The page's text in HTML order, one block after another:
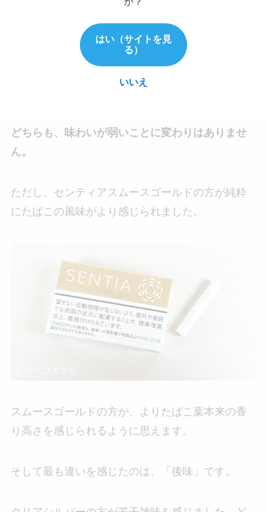
少しだけ違う！！
どちらも、味わいが弱いことに変わりはありませ
ん。
ただし、センティアスムースゴールドの方が純粋
にたばこの風味がより感じられました。
スムースゴールドの方が、よりたばこ葉本来の香
り高さを感じられるように思えます。
そして最も違いを感じたのは、「後味」です。
はい（サイトを見
る）
いいえ